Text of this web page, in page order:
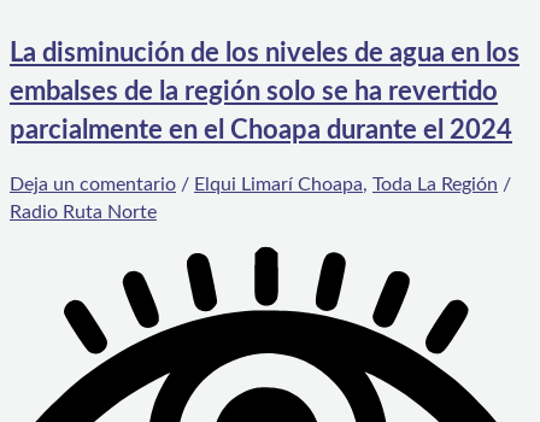
La disminución de los niveles de agua en los
embalses de la región solo se ha revertido
parcialmente en el Choapa durante el 2024
Deja un comentario / Elqui Limarí Choapa, Toda La Región /
Radio Ruta Norte